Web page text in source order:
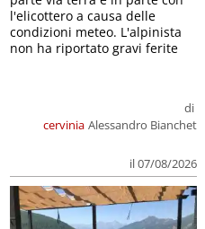
cervinia
di
Alessandro Bianchet
il 07/08/2026
l'elicottero a causa delle
condizioni meteo. L'alpinista
non ha riportato gravi ferite